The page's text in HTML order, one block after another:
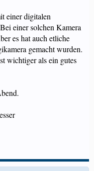
einer digitalen
einer solchen Kamera
es hat auch etliche
gemacht wurden.
wichtiger als ein gutes